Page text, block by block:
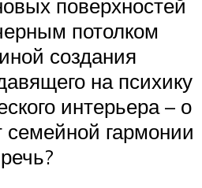
поверхностей
потолком
создания
на психику
интерьера – о
семейной гармонии